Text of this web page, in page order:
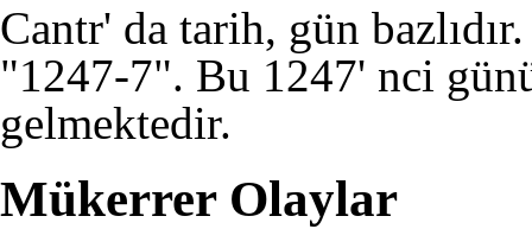
Cantr' da tarih, gün
"1247-7". Bu 1247' nci
gelmektedir.
Mükerrer Olaylar